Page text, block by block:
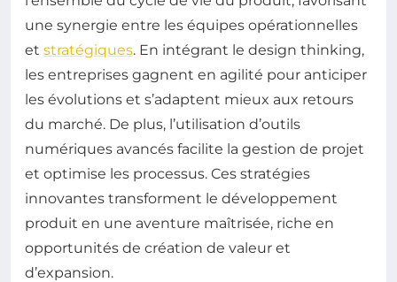
une synergie entre les équipes opérationnelles
et stratégiques. En intégrant le design thinking,
les entreprises gagnent en agilité pour anticiper
les évolutions et s’adaptent mieux aux retours
du marché. De plus, l’utilisation d’outils
numériques avancés facilite la gestion de projet
et optimise les processus. Ces stratégies
innovantes transforment le développement
produit en une aventure maîtrisée, riche en
opportunités de création de valeur et
d’expansion.